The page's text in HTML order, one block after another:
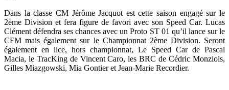
Dans la classe CM Jérôme Jacquot est cette saison engagé sur le
2ème Division et fera figure de favori avec son Speed Car. Lucas
Clément défendra ses chances avec un Proto ST 01 qu’il lance sur le
CFM mais également sur le Championnat 2ème Division. Seront
également en lice, hors championnat, Le Speed Car de Pascal
Macia, le TracKing de Vincent Caro, les BRC de Cédric Monziols,
Gilles Miazgowski, Mia Gontier et Jean-Marie Recordier.